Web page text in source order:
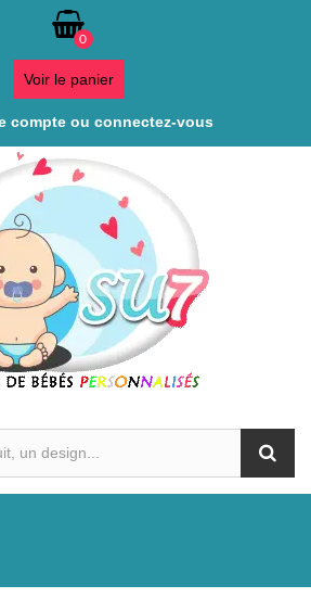
0
Voir le panier
compte ou connectez-vous